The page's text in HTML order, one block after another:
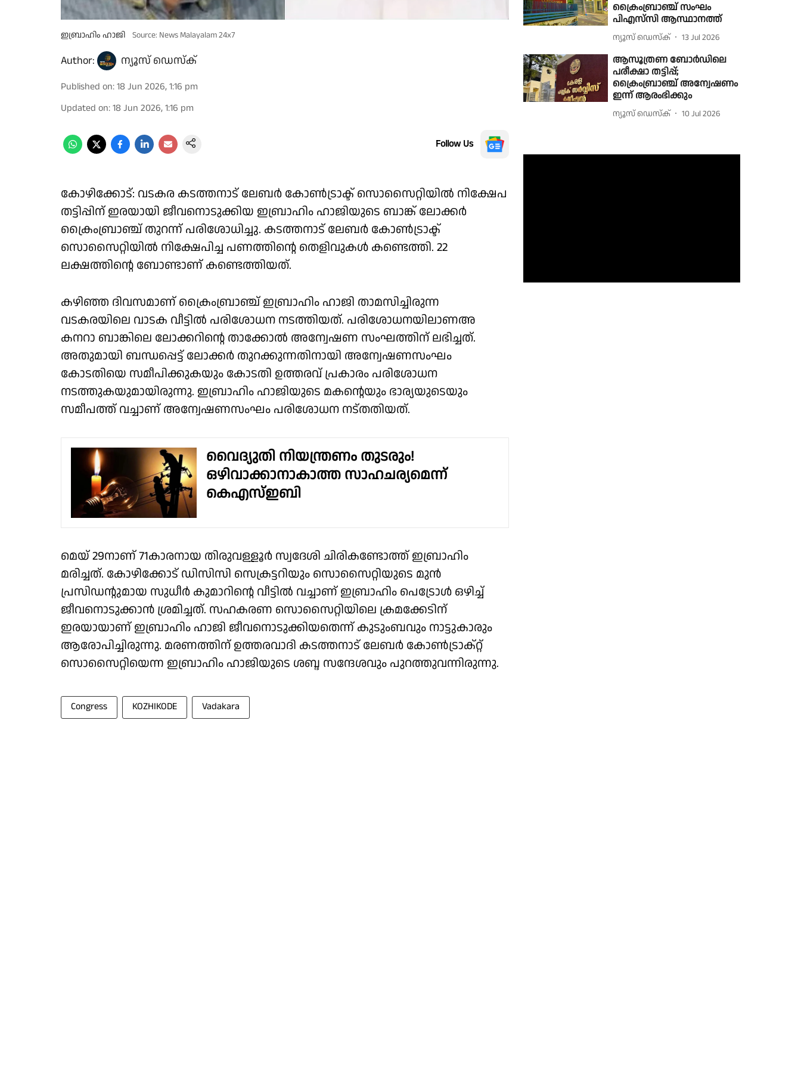
ഇബ്രാഹിം ഹാജി Source: News Malayalam 24x7
Author: ന്യൂസ് ഡെസ്ക്
Published on:18 Jun 2026, 1:16 pm
Updated on:18 Jun 2026, 1:16 pm
Follow Us
കോഴിക്കോട്: വടകര കടത്തനാട് ലേബർ കോൺട്രാക്ട് സൊസൈറ്റിയിൽ നിക്ഷേപ
തട്ടിപ്പിന് ഇരയായി ജീവനൊടുക്കിയ ഇബ്രാഹിം ഹാജിയുടെ ബാങ്ക് ലോക്കർ
ക്രൈംബ്രാഞ്ച് തുറന്ന് പരിശോധിച്ചു. കടത്തനാട് ലേബർ കോൺട്രാക്ട്
സൊസൈറ്റിയിൽ നിക്ഷേപിച്ച പണത്തിന്റെ തെളിവുകൾ കണ്ടെത്തി. 22
ലക്ഷത്തിന്റെ ബോണ്ടാണ് കണ്ടെത്തിയത്.
കഴിഞ്ഞ ദിവസമാണ് ക്രൈംബ്രാഞ്ച് ഇബ്രാഹിം ഹാജി താമസിച്ചിരുന്ന
വടകരയിലെ വാടക വീട്ടിൽ പരിശോധന നടത്തിയത്. പരിശോധനയിലാണഅ
കനറാ ബാങ്കിലെ ലോക്കറിൻ്റെ താക്കോൽ അന്വേഷണ സംഘത്തിന് ലഭിച്ചത്.
അതുമായി ബന്ധപ്പെട്ട് ലോക്കർ തുറക്കുന്നതിനായി അന്വേഷണസംഘം
കോടതിയെ സമീപിക്കുകയും കോടതി ഉത്തരവ് പ്രകാരം പരിശോധന
നടത്തുകയുമായിരുന്നു. ഇബ്രാഹിം ഹാജിയുടെ മകൻ്റെയും ഭാര്യയുടെയും
സമീപത്ത് വച്ചാണ് അന്വേഷണസംഘം പരിശോധന നട്തതിയത്.
വൈദ്യുതി നിയന്ത്രണം തുടരും!
ഒഴിവാക്കാനാകാത്ത സാഹചര്യമെന്ന്
കെഎസ്ഇബി
മെയ് 29നാണ് 71കാരനായ തിരുവള്ളൂർ സ്വദേശി ചിരികണ്ടോത്ത് ഇബ്രാഹിം
മരിച്ചത്. കോഴിക്കോട് ഡിസിസി സെക്രട്ടറിയും സൊസൈറ്റിയുടെ മുൻ
പ്രസിഡൻ്റുമായ സുധീർ കുമാറിൻ്റെ വീട്ടിൽ വച്ചാണ് ഇബ്രാഹിം പെട്രോൾ ഒഴിച്ച്
ജീവനൊടുക്കാൻ ശ്രമിച്ചത്. സഹകരണ സൊസൈറ്റിയിലെ ക്രമക്കേടിന്
ഇരയായാണ് ഇബ്രാഹിം ഹാജി ജീവനൊടുക്കിയതെന്ന് കുടുംബവും നാട്ടുകാരും
ആരോപിച്ചിരുന്നു. മരണത്തിന് ഉത്തരവാദി കടത്തനാട് ലേബർ കോൺട്രാക്റ്റ്
സൊസൈറ്റിയെന്ന ഇബ്രാഹിം ഹാജിയുടെ ശബ്ദ സന്ദേശവും പുറത്തുവന്നിരുന്നു.
Congress KOZHIKODE Vadakara
ക്രൈംബ്രാഞ്ച് സംഘം
പിഎസ്‌സി ആസ്ഥാനത്ത്
ന്യൂസ് ഡെസ്ക് 13 Jul 2026
ആസൂത്രണ ബോർഡിലെ
പരീക്ഷാ തട്ടിപ്പ്;
ക്രൈംബ്രാഞ്ച് അന്വേഷണം
ഇന്ന് ആരംഭിക്കും
ന്യൂസ് ഡെസ്ക് 10 Jul 2026